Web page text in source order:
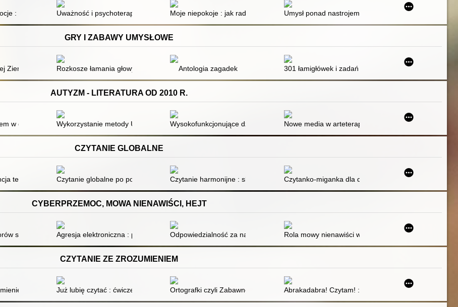
i zabawy mindfulness
: ćwiczenia z akceptacji i uważności dla osób zmagających się z nałogiem
Uważność i psychoterapia Moje niepokoje : jak radzić sobie z lękiem i stresem, wykorzystując techniki uważności :
Umysł ponad nastrojem : zmień nastrój poprzez
GRY I ZABAWY UMYSŁOWE
Ziemi Rozkosze łamania głowy Antologia zagadek 301 łamigłówek i zadań logicznych dla dzieci
AUTYZM - LITERATURA OD 2010 R.
dla rodziców i terapeutów
w grupie integracyjnejWykorzystanie metody Ułatwionej KomunikacjiWysokofunkcjonujące dzieci ze spektrum autyzmu : jak sprostać wyzwaniom i pomóc
Nowe media w arteterapii
CZYTANIE GLOBALNE
terapeutyczna : stymulacja rozwoju dziecka : od noworodka do 6 roku życia
Czytanie globalne po polsku : poradnik dla nauczycieli, rodziców i terapeutów
Czytanie harmonijne : skuteczna nauka czytania dla małych dzieci oraz uczniów z
Czytanko-miganka dla dzieci niemówiących. Cz. 1
CYBERPRZEMOC, MOWA NIENAWIŚCI, HEJT
sądowych w obszarze profilaktyki zagrożeń w cyberprzestrzeni
Agresja elektroniczna : program zajęć dla uczniówOdpowiedzialność za najmłodszych - nie tylko w dobie pandemii
Rola mowy nienawiści w zjawiskach dyskryminacji i
CZYTANIE ZE ZROZUMIENIEM
czytania i pisania : ćwiczenia wyrównawcze klasa 1-4
i świadomość fonemowa młodzieży z dysleksją : wyniki badań w języku słowackim
Już lubię czytać : ćwiczenia w czytaniu ze zrozumieniem dla uczniów szkoły podstawowej i gimnazjum
Ortografki czyli Zabawne historyjki i ćwiczenia ortograficzne kształcące umiejętność
Abrakadabra! Czytam! : ćwiczenia usprawniające